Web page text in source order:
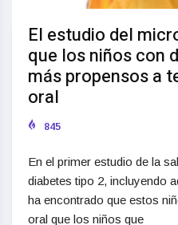
El estudio del
que los niños con
más propensos a
oral
845
En el primer estudio de la
diabetes tipo 2, incluyendo
ha encontrado que estos
oral que los niños que